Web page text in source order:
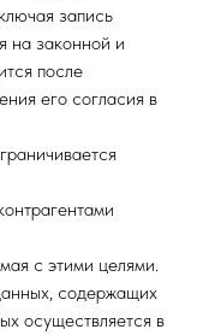
запись
на законной и
после
его согласия в
с этими целями.
содержащих
осуществляется в